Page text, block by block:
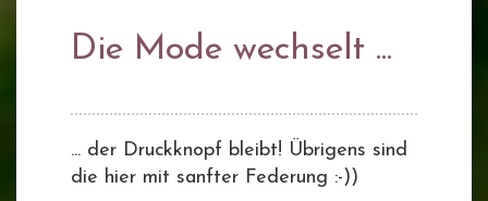
Die Mode wechselt ...
... der Druckknopf bleibt! Übrigens sind
die hier mit sanfter Federung :-))